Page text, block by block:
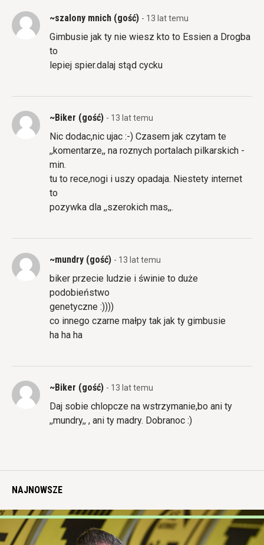
~szalony mnich (gość) - 13 lat temu
Gimbusie jak ty nie wiesz kto to Essien a Drogba
to
lepiej spier.dalaj stąd cycku
~Biker (gość) - 13 lat temu
Nic dodac,nic ujac :-) Czasem jak czytam te
,,komentarze,, na roznych portalach pilkarskich -
min.
tu to rece,nogi i uszy opadaja. Niestety internet
to
pozywka dla ,,szerokich mas,,.
~mundry (gość) - 13 lat temu
biker przecie ludzie i świnie to duże
podobieństwo
genetyczne :))))
co innego czarne małpy tak jak ty gimbusie
ha ha ha
~Biker (gość) - 13 lat temu
Daj sobie chlopcze na wstrzymanie,bo ani ty
,,mundry,, , ani ty madry. Dobranoc :)
NAJNOWSZE